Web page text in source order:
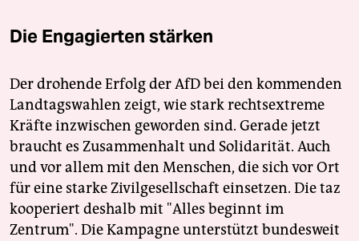
Die Engagierten stärken
Der drohende Erfolg der AfD bei den kommenden
Landtagswahlen zeigt, wie stark rechtsextreme
Kräfte inzwischen geworden sind. Gerade jetzt
braucht es Zusammenhalt und Solidarität. Auch
und vor allem mit den Menschen, die sich vor Ort
für eine starke Zivilgesellschaft einsetzen. Die taz
kooperiert deshalb mit "Alles beginnt im
Zentrum". Die Kampagne unterstützt bundesweit